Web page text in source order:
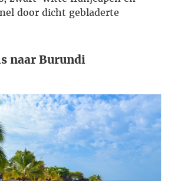
door dicht gebladerte
naar Burundi